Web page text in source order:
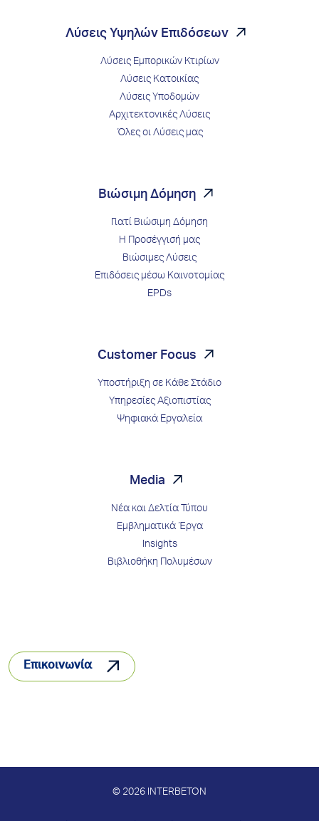
Λύσεις Υψηλών Επιδόσεων
Λύσεις Εμπορικών Κτιρίων
Λύσεις Κατοικίας
Λύσεις Υποδομών
Αρχιτεκτονικές Λύσεις
Όλες οι Λύσεις μας
Βιώσιμη Δόμηση
Γιατί Βιώσιμη Δόμηση
Η Προσέγγισή μας
Βιώσιμες Λύσεις
Επιδόσεις μέσω Kαινοτομίας
EPDs
Customer Focus
Υποστήριξη σε Κάθε Στάδιο
Υπηρεσίες Αξιοπιστίας
Ψηφιακά Εργαλεία
Media
Νέα και Δελτία Τύπου
Εμβληματικά Έργα
Insights
Βιβλιοθήκη Πολυμέσων
Επικοινωνία
© 2026 INTERBETON